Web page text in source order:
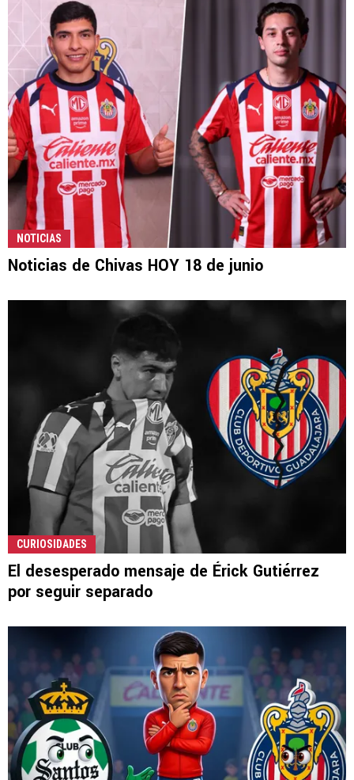
NOTICIAS
Noticias de Chivas HOY 18 de junio
CURIOSIDADES
El desesperado mensaje de Érick Gutiérrez
por seguir separado